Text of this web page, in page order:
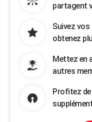
partagent
Suivez
obtenez
Mettez en
autres
Profitez